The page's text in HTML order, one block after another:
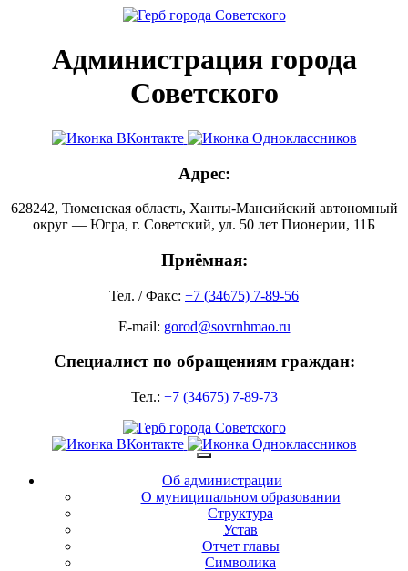
Администрация города
Советского
Адрес:
628242, Тюменская область, Ханты-Мансийский автономный
округ — Югра, г. Советский, ул. 50 лет Пионерии, 11Б
Приёмная:
Тел. / Факс: +7 (34675) 7-89-56
E-mail: gorod@sovrnhmao.ru
Специалист по обращениям граждан:
Тел.: +7 (34675) 7-89-73
Об администрации
О муниципальном образовании
Структура
Устав
Отчет главы
Символика